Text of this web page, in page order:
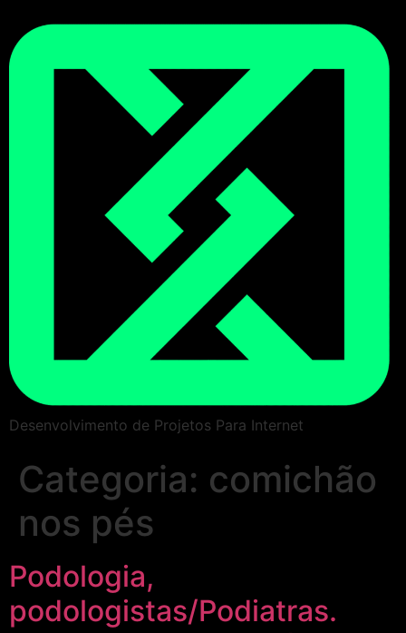
Desenvolvimento de Projetos Para Internet
Categoria: comichão
nos pés
Podologia,
podologistas/Podiatras.